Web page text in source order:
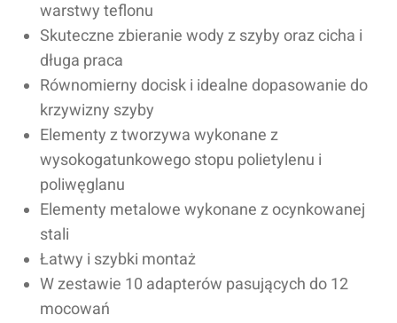
warstwy teflonu
Skuteczne zbieranie wody z szyby oraz cicha i
długa praca
Równomierny docisk i idealne dopasowanie do
krzywizny szyby
Elementy z tworzywa wykonane z
wysokogatunkowego stopu polietylenu i
poliwęglanu
Elementy metalowe wykonane z ocynkowanej
stali
Łatwy i szybki montaż
W zestawie 10 adapterów pasujących do 12
mocowań